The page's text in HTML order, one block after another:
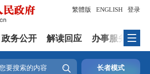
登录
繁體版 ENGLISH
政务公开 解读回应 办事服务
 长者模式